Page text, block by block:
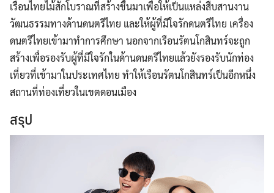
เรือนไทยไม้สักโบราณที่สร้างขึ้นมาเพื่อให้เป็นแหล่งสืบสานงาน
วัฒนธรรมทางด้านดนตรีไทย และให้ผู้ที่มีใจรักดนตรีไทย เครื่อง
ดนตรีไทยเข้ามาทำการศึกษา นอกจากเรือนรัตนโกสินทร์จะถูก
สร้างเพื่อรองรับผู้ที่มีใจรักในด้านดนตรีไทยแล้วยังรองรับนักท่อง
เที่ยวที่เข้ามาในประเทศไทย ทำให้เรือนรัตนโกสินทร์เป็นอีกหนึ่ง
สถานที่ท่องเที่ยวในเขตดอนเมือง
สรุป